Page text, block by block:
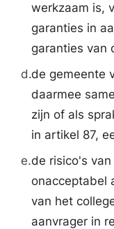
werkzaam is,
garanties in
garanties van
d.de gemeente
daarmee
zijn of als
in artikel 87,
e.de risico's
onacceptabel
van het
aanvrager in